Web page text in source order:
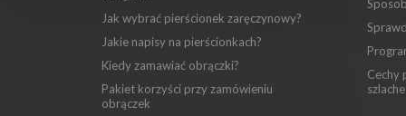
Jak wybrać pierścionek zaręczynowy?
Jakie napisy na pierścionkach?
Kiedy zamawiać obrączki?
Pakiet korzyści przy zamówieniu
obrączek
Cechy